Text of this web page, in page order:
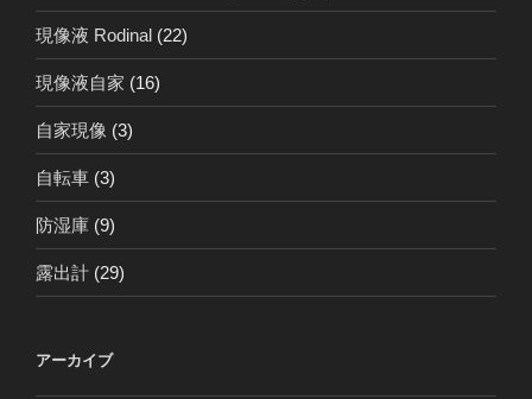
現像液 Rodinal (22)
現像液自家 (16)
自家現像 (3)
自転車 (3)
防湿庫 (9)
露出計 (29)
アーカイブ